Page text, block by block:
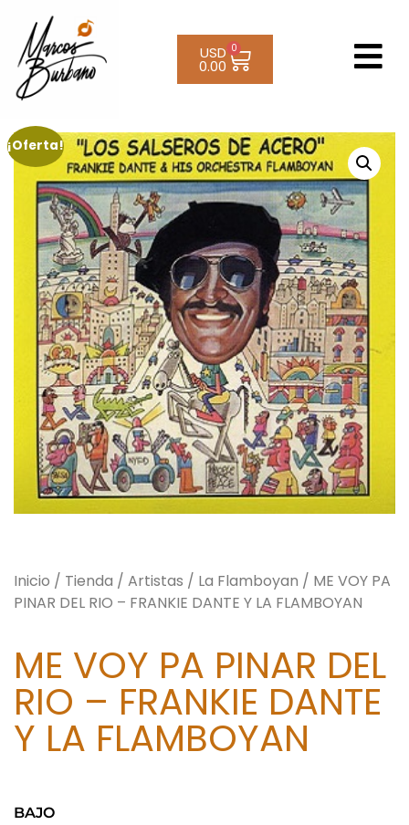
USD
0.00
0
¡Oferta!
Inicio / Tienda / Artistas / La Flamboyan / ME VOY PA
PINAR DEL RIO – FRANKIE DANTE Y LA FLAMBOYAN
ME VOY PA PINAR DEL
RIO – FRANKIE DANTE
Y LA FLAMBOYAN
BAJO